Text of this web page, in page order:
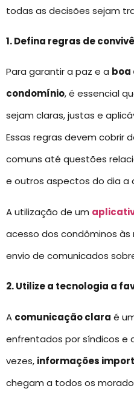
todas as decisões sejam
1. Defina regras de
Para garantir a paz e a boa
condomínio, é essencial
sejam claras, justas e
Essas regras devem cobrir
comuns até questões
e outros aspectos do dia a
A utilização de um
acesso dos condôminos
envio de comunicados
2. Utilize a tecnologia a
A comunicação clara é
enfrentados por síndicos e
vezes, informações
chegam a todos os